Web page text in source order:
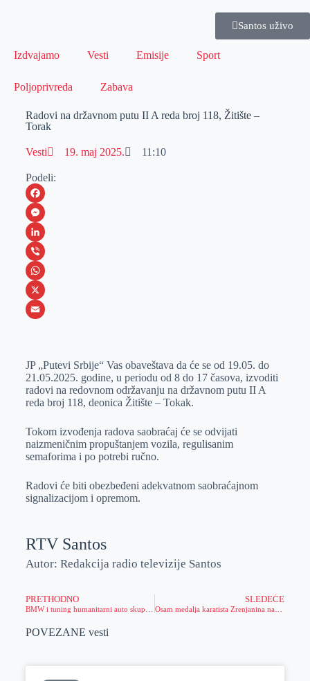
Santos uživo
Izdvajamo Vesti Emisije Sport
Poljoprivreda Zabava
Radovi na državnom putu II A reda broj 118, Žitište –
Torak
Vesti 19. maj 2025. 11:10
Podeli:
F
a
c
e
b
o
M
e
s
s
e
e
r
L
i
n
k
I
n
V
i
b
W
h
s
A
p
p
X
a
i
l
JP „Putevi Srbije“ Vas obaveštava da će se od 19.05. do
21.05.2025. godine, u periodu od 8 do 17 časova, izvoditi
radovi na redovnom održavanju na državnom putu II A
reda broj 118, deonica Žitište – Tokak.
Tokom izvođenja radova saobraćaj će se odvijati
naizmeničnim propuštanjem vozila, regulisanim
semaforima i po potrebi ručno.
Radovi će biti obezbeđeni adekvatnom saobraćajnom
signalizacijom i opremom.
RTV Santos
Autor: Redakcija radio televizije Santos
PRETHODNO SLEDEĆE
POVEZANE vesti